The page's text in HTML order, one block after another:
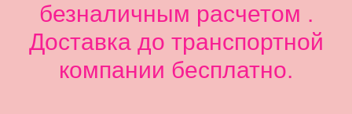
безналичным расчетом .
Доставка до транспортной
компании бесплатно.